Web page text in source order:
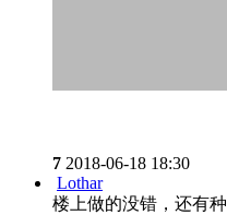
7 2018-06-18 18:30
Lothar
楼上做的没错，还有